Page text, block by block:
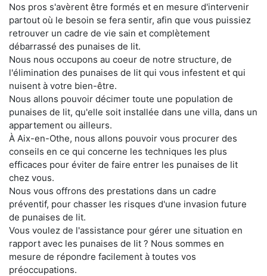
Nos pros s'avèrent être formés et en mesure d'intervenir
partout où le besoin se fera sentir, afin que vous puissiez
retrouver un cadre de vie sain et complètement
débarrassé des punaises de lit.
Nous nous occupons au coeur de notre structure, de
l'élimination des punaises de lit qui vous infestent et qui
nuisent à votre bien-être.
Nous allons pouvoir décimer toute une population de
punaises de lit, qu'elle soit installée dans une villa, dans un
appartement ou ailleurs.
À Aix-en-Othe, nous allons pouvoir vous procurer des
conseils en ce qui concerne les techniques les plus
efficaces pour éviter de faire entrer les punaises de lit
chez vous.
Nous vous offrons des prestations dans un cadre
préventif, pour chasser les risques d'une invasion future
de punaises de lit.
Vous voulez de l'assistance pour gérer une situation en
rapport avec les punaises de lit ? Nous sommes en
mesure de répondre facilement à toutes vos
préoccupations.